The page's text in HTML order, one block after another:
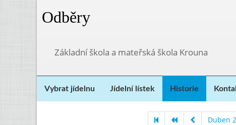
Odběry
Základní škola a mateřská škola Krouna
Vybrat jídelnu Jídelní lístek Historie
Duben